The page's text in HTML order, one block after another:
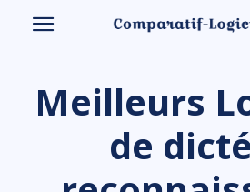
Meilleurs
de